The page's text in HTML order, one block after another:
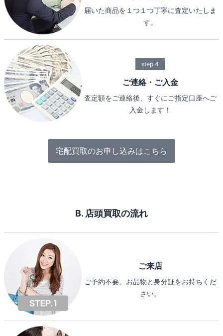
届いた商品を１つ１つ丁寧に査定いたしま
す。
step.4
ご連絡・ご入金
査定額をご連絡後、すぐにご指定口座へご
入金します！
宅配買取のお申し込みはこちら
B. 店頭買取の流れ
ご来店
ご予約不要。お品物と身分証をお持ちくだ
さい。